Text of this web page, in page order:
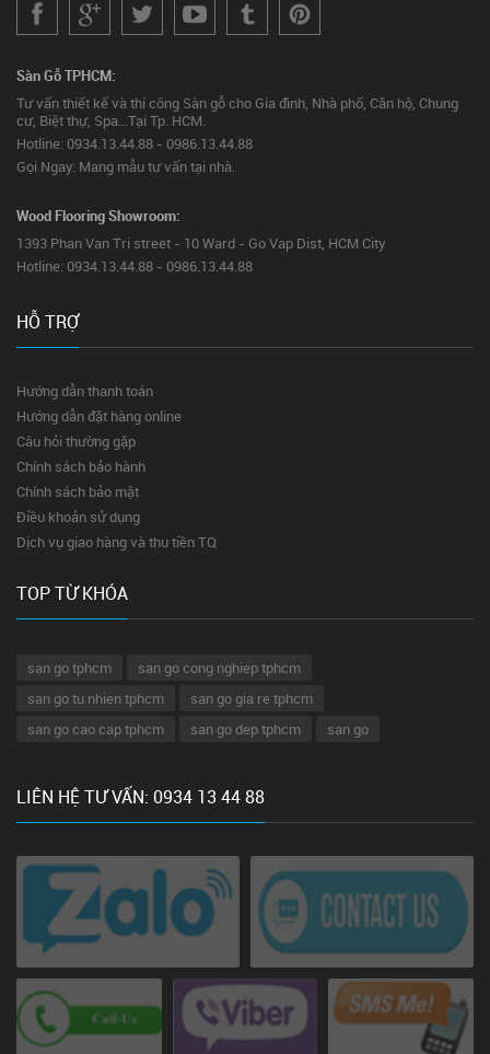
Sàn Gỗ TPHCM:
Tư vấn thiết kế và thi công Sàn gỗ cho Gia đình, Nhà phố, Căn hộ, Chung
cư, Biệt thự, Spa...Tại Tp. HCM.
Hotline: 0934.13.44.88 - 0986.13.44.88
Gọi Ngay: Mang mẫu tư vấn tại nhà.
Wood Flooring Showroom:
1393 Phan Van Tri street - 10 Ward - Go Vap Dist, HCM City
Hotline: 0934.13.44.88 - 0986.13.44.88
HỖ TRỢ
Hướng dẫn thanh toán
Hướng dẫn đặt hàng online
Câu hỏi thường gặp
Chính sách bảo hành
Chính sách bảo mật
Điều khoản sử dụng
Dịch vụ giao hàng và thu tiền TQ
TOP TỪ KHÓA
san go tphcm
san go cong nghiep tphcm
san go tu nhien tphcm
san go gia re tphcm
san go cao cap tphcm
san go dep tphcm san go
LIÊN HỆ TƯ VẤN: 0934 13 44 88